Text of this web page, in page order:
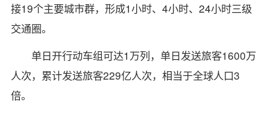
接19个主要城市群，形成1小时、4小时、24小时三级
交通圈。
单日开行动车组可达1万列，单日发送旅客1600万
人次，累计发送旅客229亿人次，相当于全球人口3
倍。